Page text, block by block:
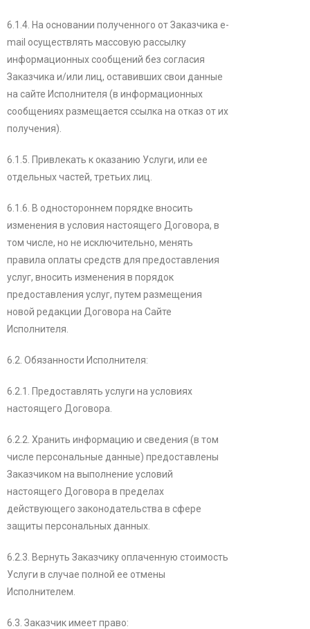
6.1.4. На основании полученного от Заказчика e-
mail осуществлять массовую рассылку
информационных сообщений без согласия
Заказчика и/или лиц, оставивших свои данные
на сайте Исполнителя (в информационных
сообщениях размещается ссылка на отказ от их
получения).
6.1.5. Привлекать к оказанию Услуги, или ее
отдельных частей, третьих лиц.
6.1.6. В одностороннем порядке вносить
изменения в условия настоящего Договора, в
том числе, но не исключительно, менять
правила оплаты средств для предоставления
услуг, вносить изменения в порядок
предоставления услуг, путем размещения
новой редакции Договора на Сайте
Исполнителя.
6.2. Обязанности Исполнителя:
6.2.1. Предоставлять услуги на условиях
настоящего Договора.
6.2.2. Хранить информацию и сведения (в том
числе персональные данные) предоставлены
Заказчиком на выполнение условий
настоящего Договора в пределах
действующего законодательства в сфере
защиты персональных данных.
6.2.3. Вернуть Заказчику оплаченную стоимость
Услуги в случае полной ее отмены
Исполнителем.
6.3. Заказчик имеет право: